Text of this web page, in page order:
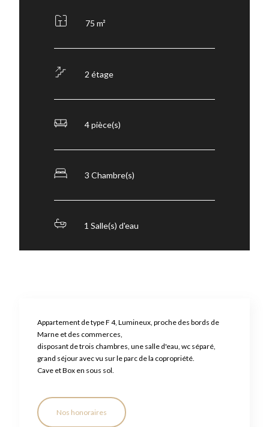
75 m²
2 étage
4 pièce(s)
3 Chambre(s)
1 Salle(s) d'eau
Appartement de type F 4, Lumineux, proche des bords de
Marne et des commerces,
disposant de trois chambres, une salle d'eau, wc séparé,
grand séjour avec vu sur le parc de la copropriété.
Cave et Box en sous sol.
Nos honoraires